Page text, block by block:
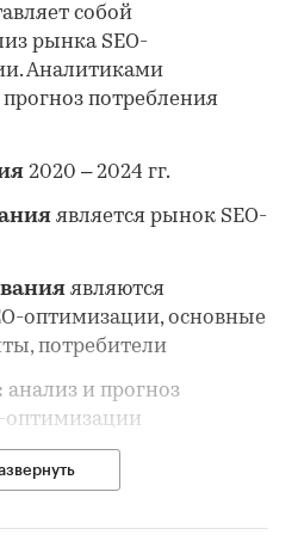
собой
рынка SEO-
Аналитиками
потребления
2020 – 2024 гг.
является рынок SEO-
являются
оптимизации, основные
потребители
анализ и прогноз
оптимизации